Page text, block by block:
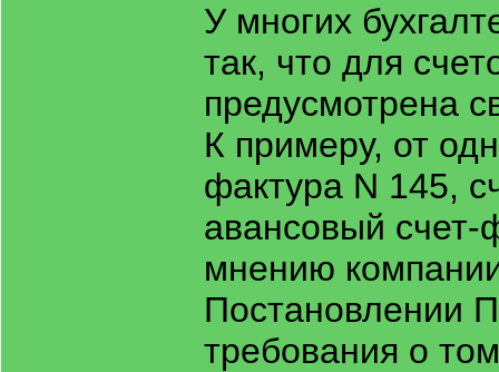
У многих
так, что для
предусмотрена
К примеру, от
фактура N 145,
авансовый счет-
мнению
Постановлении
требования о